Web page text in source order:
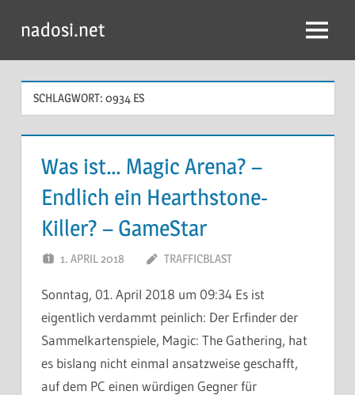
Inhalt
springen
nadosi.net Menü
SCHLAGWORT: 0934 ES
Was ist… Magic Arena? –
Endlich ein Hearthstone-
Killer? – GameStar
1. APRIL 2018 TRAFFICBLAST
Sonntag, 01. April 2018 um 09:34 Es ist
eigentlich verdammt peinlich: Der Erfinder der
Sammelkartenspiele, Magic: The Gathering, hat
es bislang nicht einmal ansatzweise geschafft,
auf dem PC einen würdigen Gegner für